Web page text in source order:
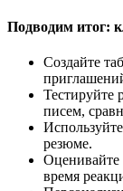
Подводим итог:
Создайте
Тестируйте
писем,
резюме.
Оценивайте
время